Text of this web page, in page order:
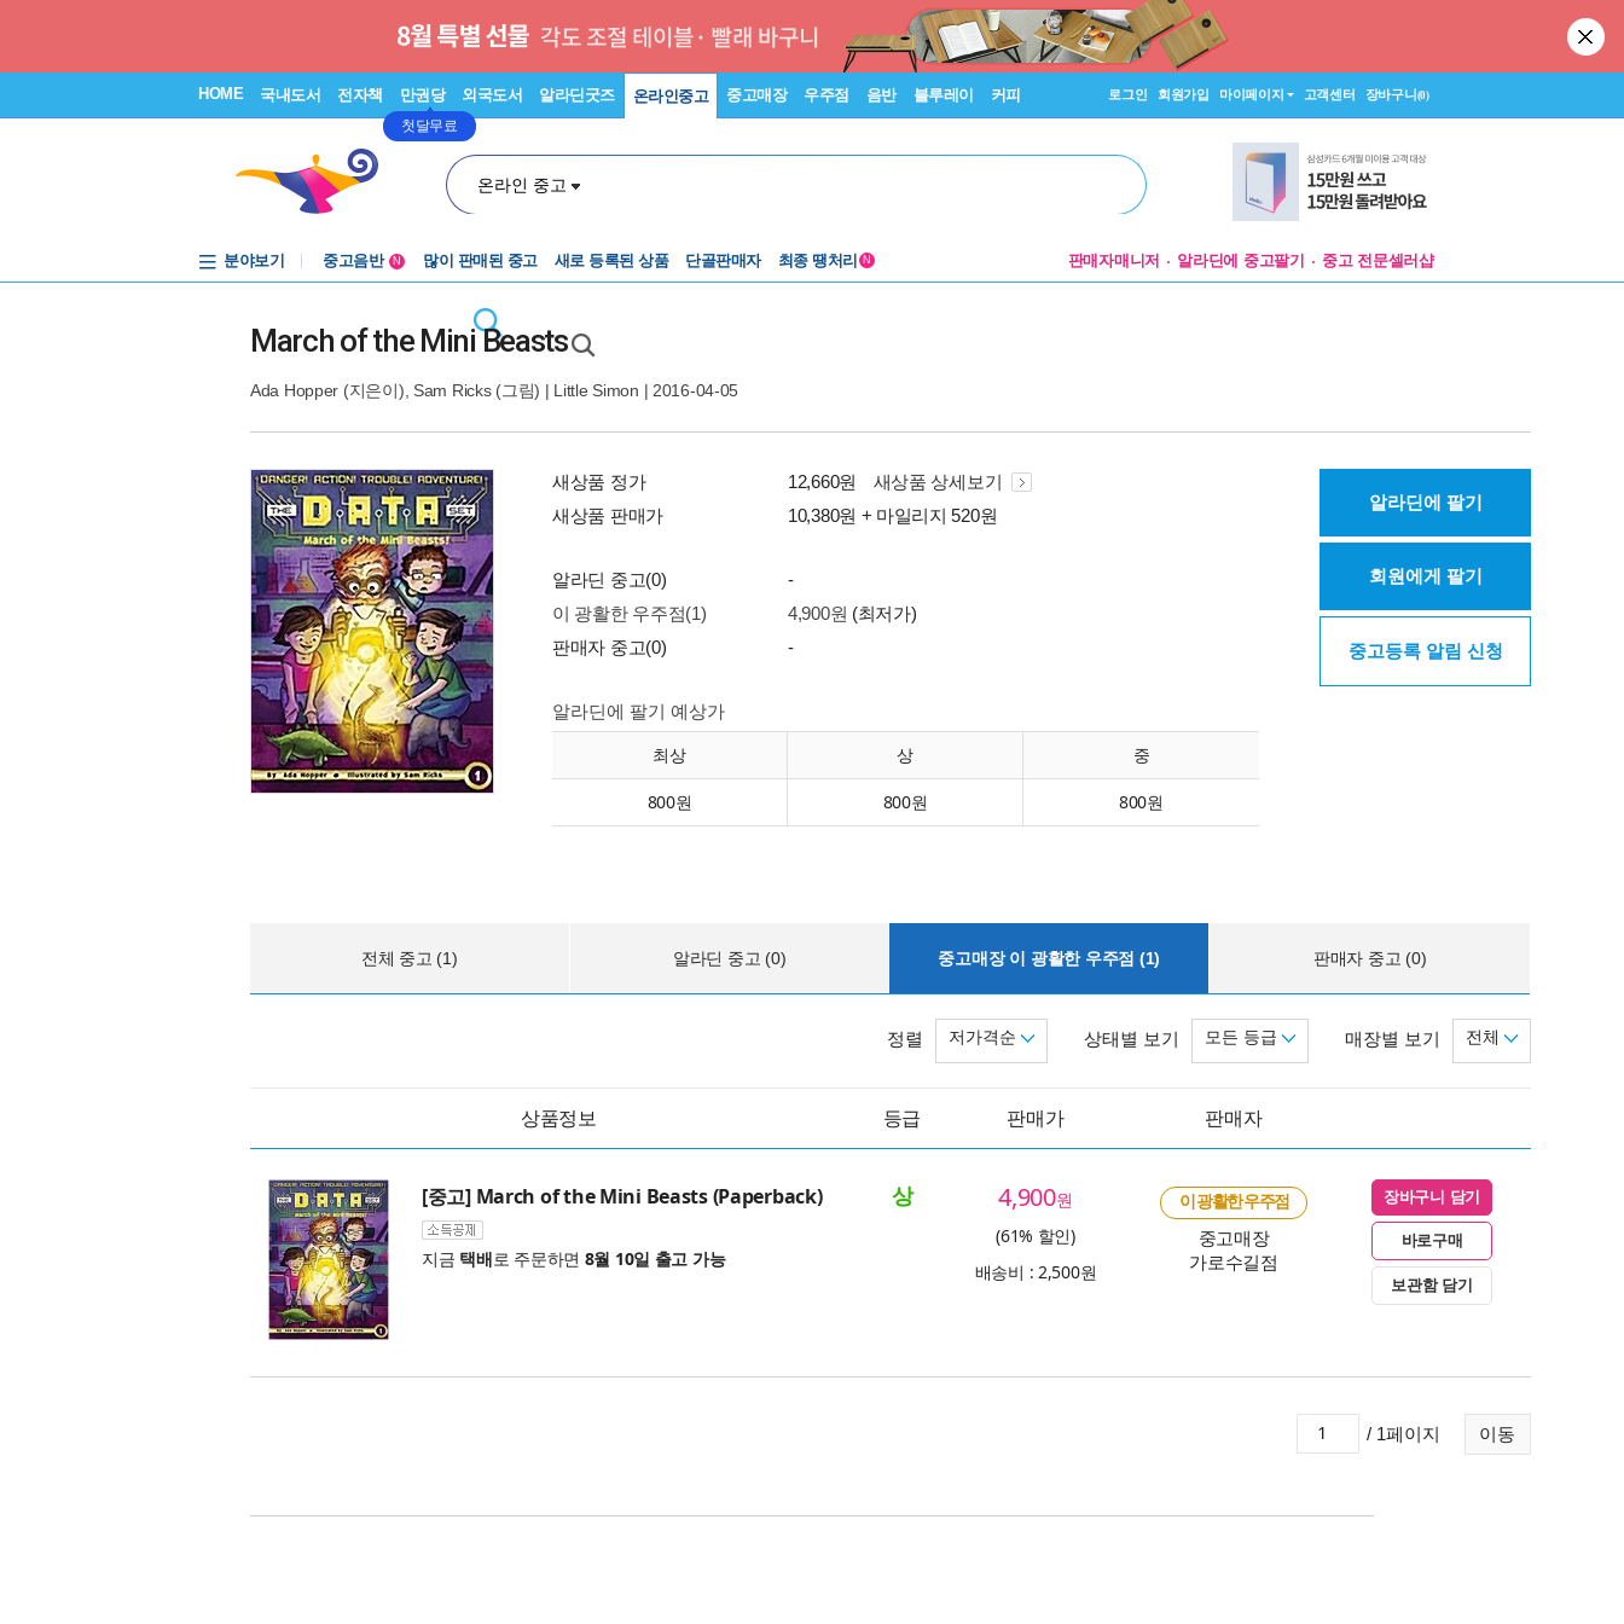
HOME 국내도서 전자책 만권당
첫달무료
외국도서 알라딘굿즈 온라인중고 중고매장 우주점 음반 블루레이 커피 로그인 회원가입 마이페이지 고객센터 장바구니(0)
온라인 중고
분야보기
중고음반
N 많이 판매된 중고 새로 등록된 상품 단골판매자 최종 땡처리 N 판매자매니저 알라딘에 중고팔기 중고 전문셀러샵
March of the Mini Beasts
Ada Hopper (지은이), Sam Ricks(그림) | Little Simon | 2016-04-05
새상품 정가 12,660원
새상품 상세보기
새상품 판매가
10,380원 + 마일리지 520원
알라딘 중고(0)
-
이 광활한 우주점(1)
4,900원 (최저가)
판매자 중고(0)
-
알라딘에 팔기 예상가
최상 상 중
800원 800원 800원
알라딘에 팔기
회원에게 팔기
중고등록 알림 신청
전체 중고 (1) 알라딘 중고 (0) 중고매장 이 광활한 우주점 (1) 판매자 중고 (0)
매장별 보기 전체
상태별 보기 모든 등급
정렬 저가격순
상품정보 등급 판매가 판매자
[중고] March of the Mini Beasts (Paperback)
지금 택배로 주문하면 8월 10일 출고 가능
상 4,900원
(61% 할인)
배송비 : 2,500원
이 광활한 우주점
중고매장
가로수길점
장바구니 담기
바로구매
보관함 담기
이동
/ 1페이지